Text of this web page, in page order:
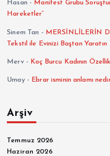
Hasan - Manifest Grubu
Hareketler”
Sinem Tan - MERSİNLİLERİN
Tekstil ile Evinizi Baştan Yaratın
Merv- Koç Burcu Kadının
Umay- Ebrar isminin anlamı
Arşiv
Temmuz 2026
Haziran 2026